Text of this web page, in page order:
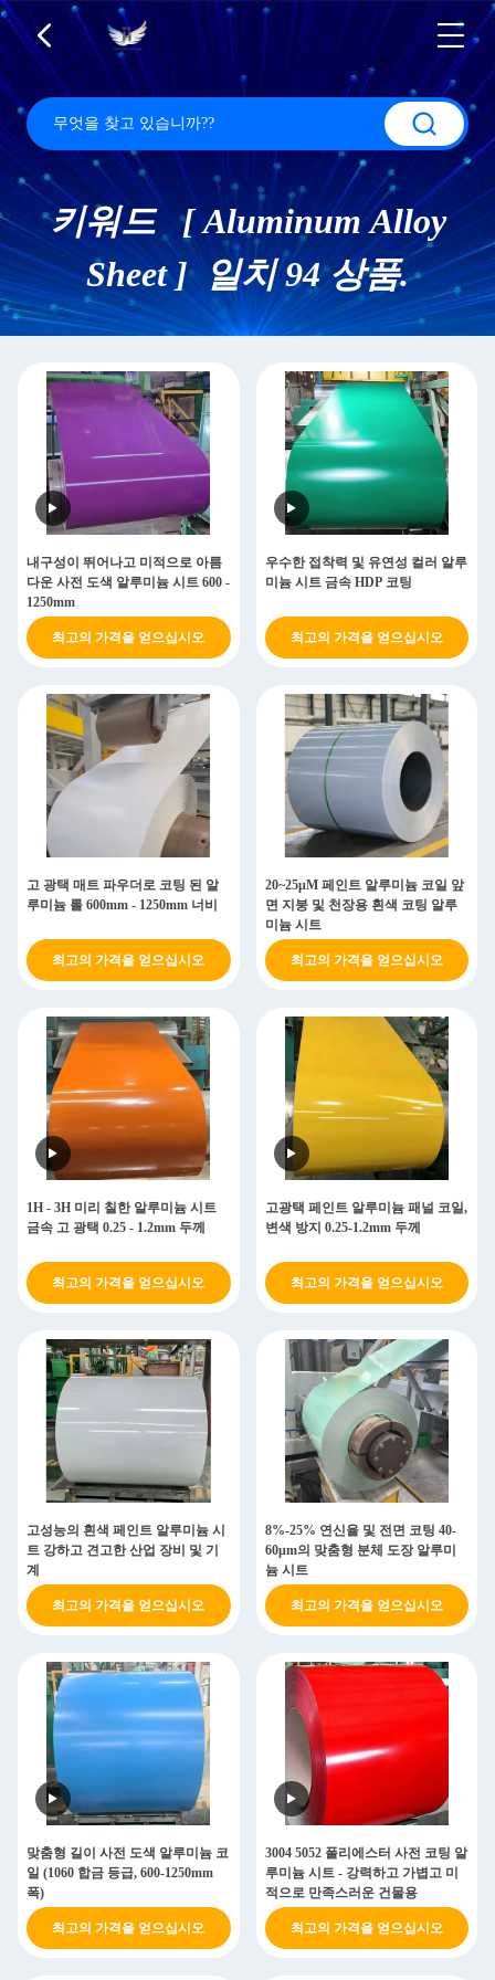
키워드 [ Aluminum Alloy
Sheet ] 일치 94 상품.
내구성이 뛰어나고 미적으로 아름
다운 사전 도색 알루미늄 시트 600 -
1250mm
최고의 가격을 얻으십시오
우수한 접착력 및 유연성 컬러 알루
미늄 시트 금속 HDP 코팅
최고의 가격을 얻으십시오
고 광택 매트 파우더로 코팅 된 알
루미늄 롤 600mm - 1250mm 너비
최고의 가격을 얻으십시오
20~25μM 페인트 알루미늄 코일 앞
면 지붕 및 천장용 흰색 코팅 알루
미늄 시트
최고의 가격을 얻으십시오
1H - 3H 미리 칠한 알루미늄 시트
금속 고 광택 0.25 - 1.2mm 두께
최고의 가격을 얻으십시오
고광택 페인트 알루미늄 패널 코일,
변색 방지 0.25-1.2mm 두께
최고의 가격을 얻으십시오
고성능의 흰색 페인트 알루미늄 시
트 강하고 견고한 산업 장비 및 기
계
최고의 가격을 얻으십시오
8%-25% 연신율 및 전면 코팅 40-
60μm의 맞춤형 분체 도장 알루미
늄 시트
최고의 가격을 얻으십시오
맞춤형 길이 사전 도색 알루미늄 코
일 (1060 합금 등급, 600-1250mm
폭)
최고의 가격을 얻으십시오
3004 5052 폴리에스터 사전 코팅 알
루미늄 시트 - 강력하고 가볍고 미
적으로 만족스러운 건물용
최고의 가격을 얻으십시오